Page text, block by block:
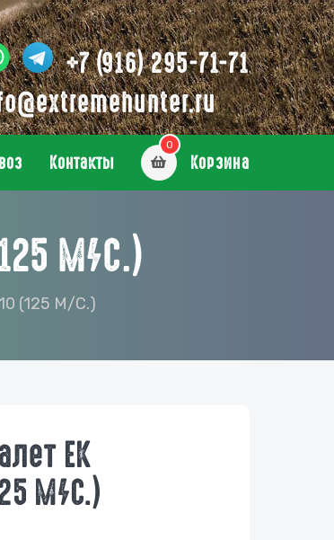
+7 (916) 295-71-71
Контакты
0
Корзина
М/С.)
(125 М/с.)
EK
М/с.)